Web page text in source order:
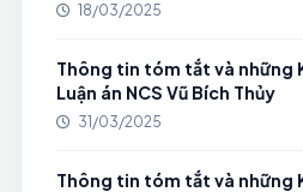
18/03/2025
Thông tin tóm tắt và những
Luận án NCS Vũ Bích Thủy
31/03/2025
Thông tin tóm tắt và những